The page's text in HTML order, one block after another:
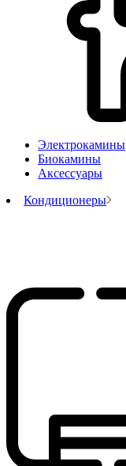
Электрокамины
Биокамины
Аксессуары
Кондиционеры